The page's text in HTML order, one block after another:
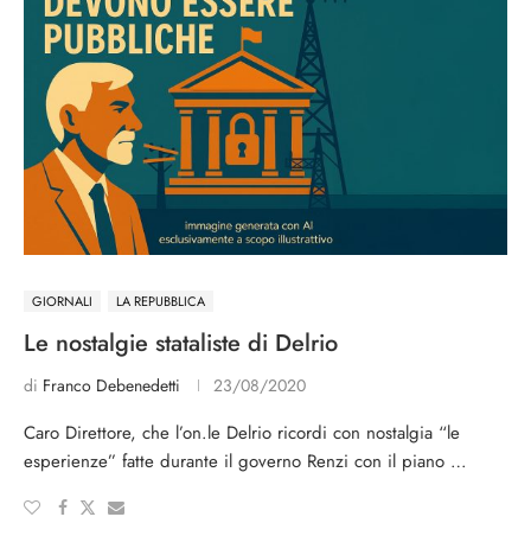
GIORNALI LA REPUBBLICA
Le nostalgie stataliste di Delrio
di Franco Debenedetti 23/08/2020
Caro Direttore, che l’on.le Delrio ricordi con nostalgia “le
esperienze” fatte durante il governo Renzi con il piano …